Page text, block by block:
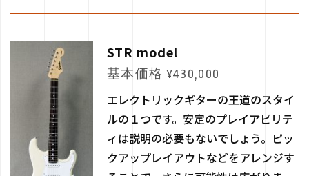
STR model
基本価格 ¥430,000
エレクトリックギターの王道のスタイ
ルの１つです。安定のプレイアビリテ
ィは説明の必要もないでしょう。ピッ
クアップレイアウトなどをアレンジす